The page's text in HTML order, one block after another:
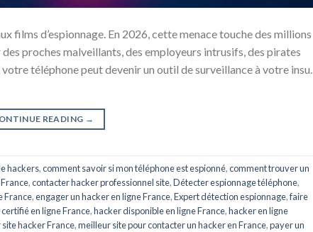
films d’espionnage. En 2026, cette menace touche des millions
proches malveillants, des employeurs intrusifs, des pirates
téléphone peut devenir un outil de surveillance à votre insu.
READING →
hackers,comment savoir si mon téléphone est espionné,comment trouver un
,contacter hacker professionnel site,Détecter espionnage téléphone,
France,engager un hacker en ligne France,Expert détection espionnage,faire
en ligne France,hacker disponible en ligne France,hacker en ligne
hacker France,meilleur site pour contacter un hacker en France,payer un